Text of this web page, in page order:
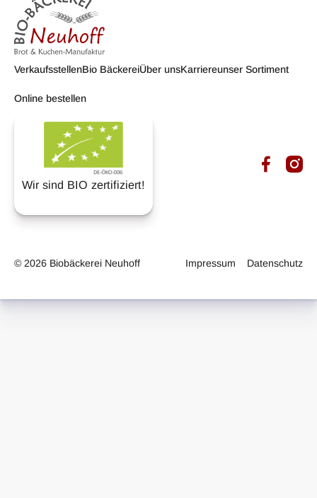
VerkaufsstellenBio BäckereiÜber unsKarriereunser Sortiment
Online bestellen
Wir sind BIO zertifiziert!
Bio auf
©2026Biobäckerei Neuhoff Impressum Datenschutz